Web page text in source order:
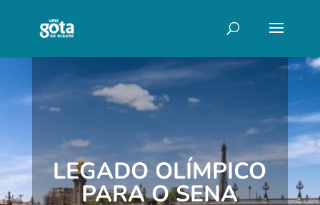
LEGADO OLÍMPICO
PARA O SENA